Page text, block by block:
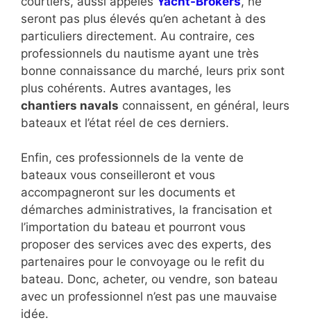
seront pas plus élevés qu’en achetant à des
particuliers directement. Au contraire, ces
professionnels du nautisme ayant une très
bonne connaissance du marché, leurs prix sont
plus cohérents. Autres avantages, les
chantiers navals connaissent, en général, leurs
bateaux et l’état réel de ces derniers.
Enfin, ces professionnels de la vente de
bateaux vous conseilleront et vous
accompagneront sur les documents et
démarches administratives, la francisation et
l’importation du bateau et pourront vous
proposer des services avec des experts, des
partenaires pour le convoyage ou le refit du
bateau. Donc, acheter, ou vendre, son bateau
avec un professionnel n’est pas une mauvaise
idée.